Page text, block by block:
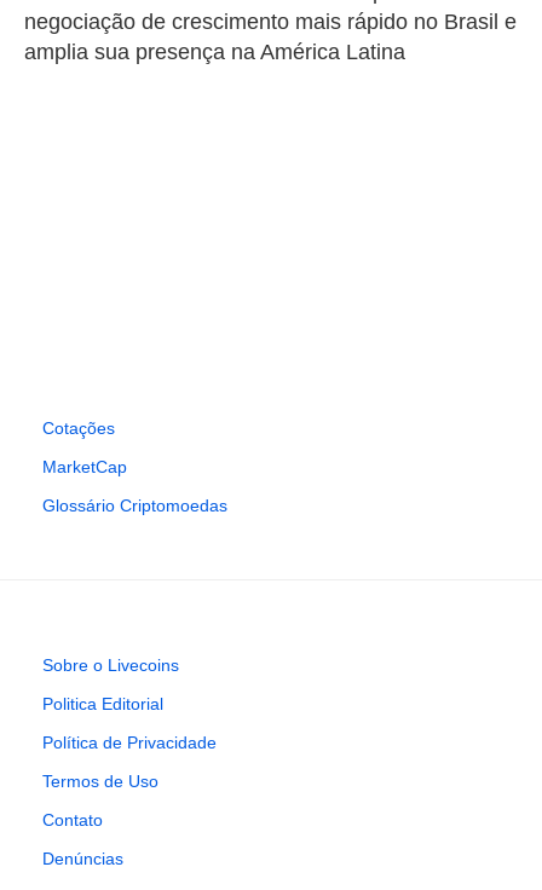
negociação de crescimento mais rápido no Brasil e
amplia sua presença na América Latina
Cotações
MarketCap
Glossário Criptomoedas
Sobre o Livecoins
Politica Editorial
Política de Privacidade
Termos de Uso
Contato
Denúncias